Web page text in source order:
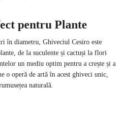
pentru Plante
în diametru, Ghiveciul Cesiro este
de la suculente și cactuși la flori
un mediu optim pentru a crește și a
o operă de artă în acest ghiveci unic,
naturală.